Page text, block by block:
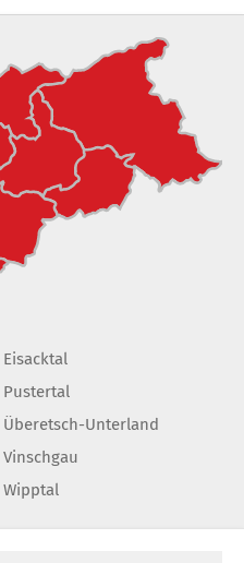
Eisacktal
Pustertal
Überetsch-Unterland
Vinschgau
Wipptal